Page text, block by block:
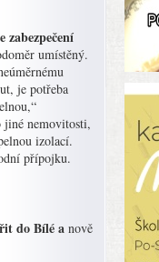
zabezpečení
umístěný.
je potřeba
jiné nemovitosti,
izolací.
přípojku.
do Bílé a nově